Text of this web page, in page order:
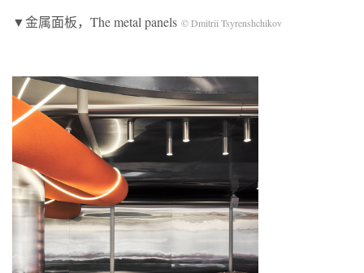
▼金属面板，The metal panels © Dmitrii Tsyrenshchikov